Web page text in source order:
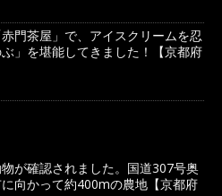
門茶屋」で、アイスクリームを忍
」を堪能してきました！【京都府
が確認されました。国道307号奥
向かって約400mの農地【京都府